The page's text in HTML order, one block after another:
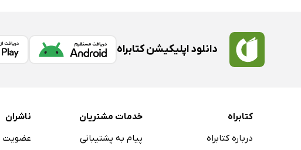
دانلود اپلیکیشن کتابراه
کتابراه
درباره کتابراه
خدمات مشتریان
پیام به پشتیبانی
ناشران
عضویت